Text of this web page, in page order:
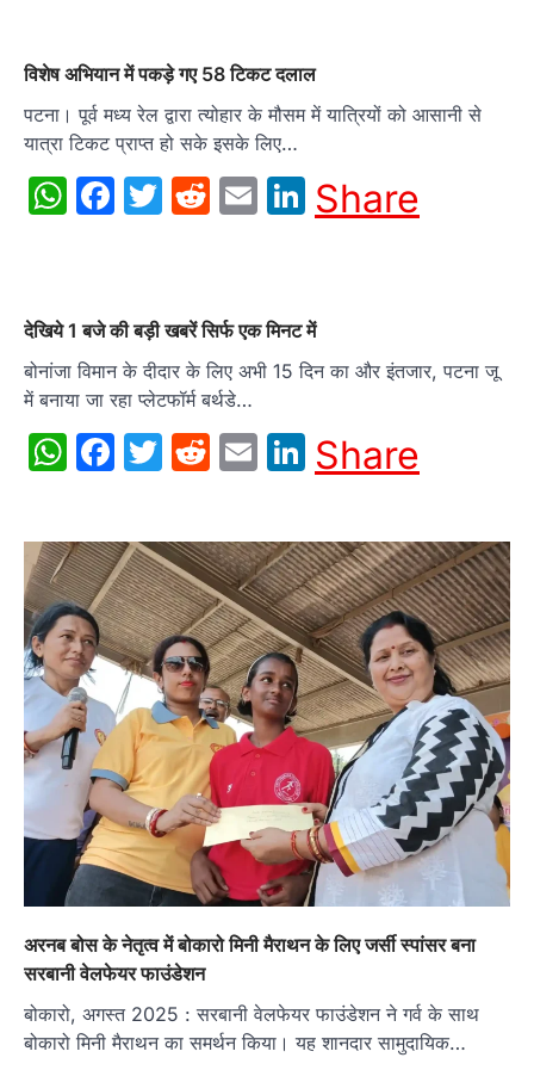
विशेष अभियान में पकड़े गए 58 टिकट दलाल
पटना। पूर्व मध्य रेल द्वारा त्योहार के मौसम में यात्रियों को आसानी से
यात्रा टिकट प्राप्त हो सके इसके लिए…
WhatsApp
Facebook
Twitter
Reddit
EmailLinkedIn
Share
देखिये 1 बजे की बड़ी खबरें सिर्फ एक मिनट में
बोनांजा विमान के दीदार के लिए अभी 15 दिन का और इंतजार, पटना जू
में बनाया जा रहा प्‍लेटफॉर्म बर्थडे…
WhatsApp
Facebook
Twitter
Reddit
EmailLinkedIn
Share
अरनब बोस के नेतृत्व में बोकारो मिनी मैराथन के लिए जर्सी स्पांसर बना
सरबानी वेलफेयर फाउंडेशन
बोकारो, अगस्त 2025 : सरबानी वेलफेयर फाउंडेशन ने गर्व के साथ
बोकारो मिनी मैराथन का समर्थन किया। यह शानदार सामुदायिक…